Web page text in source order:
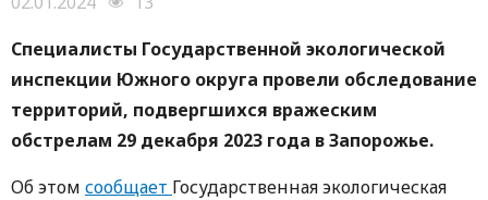
Специалисты Государственной экологической
инспекции Южного округа провели обследование
территорий, подвергшихся вражеским
обстрелам 29 декабря 2023 года в Запорожье.
Об этом сообщает Государственная экологическая